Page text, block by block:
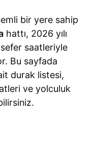
bir yere sahip
hattı, 2026 yılı
saatleriyle
Bu sayfada
durak listesi,
ve yolculuk